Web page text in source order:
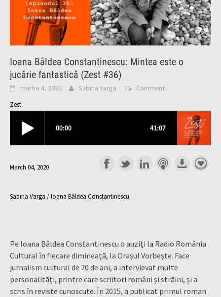
Ioana Bâldea Constantinescu: Mintea este o
jucărie fantastică (Zest #36)
martie 4, 2020 Sabina Varga Comment
Zest
March 04, 2020
Sabina Varga / Ioana Bâldea Constantinescu
Pe Ioana Bâldea Constantinescu o auziți la Radio România
Cultural în fiecare dimineață, la Orașul Vorbește. Face
jurnalism cultural de 20 de ani, a intervievat multe
personalități, printre care scriitori români și străini, și a
scris în reviste cunoscute. În 2015, a publicat primul roman